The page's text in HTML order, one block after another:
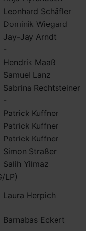
Leonhard Schäfler
Dominik Wiegard
Jay-Jay Arndt
-
Hendrik Maaß
Samuel Lanz
Sabrina Rechtsteiner
-
Patrick Kuffner
Patrick Kuffner
Patrick Kuffner
Simon Straßer
Salih Yilmaz
LP)
Laura Herpich
Barnabas Eckert